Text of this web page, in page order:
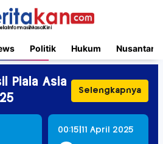
Politik Hukum Nusantara
Piala Asia
Selengkapnya
00:15 11 April 2025